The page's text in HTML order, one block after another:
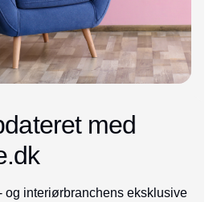
med
og interiørbranchens eksklusive